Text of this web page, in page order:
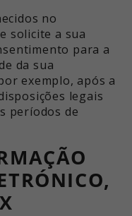
no
solicite a sua
para a
da sua
exemplo, após a
legais
períodos de